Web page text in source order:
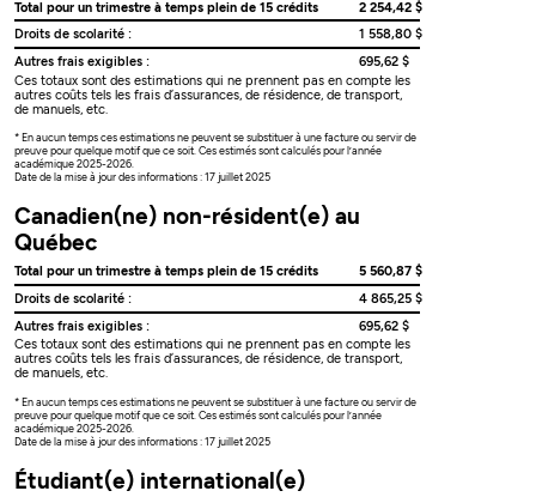
Total pour un trimestre à temps plein de 15 crédits
2 254,42 $
Droits de scolarité :
1 558,80 $
Autres frais exigibles :
695,62 $
Ces totaux sont des estimations qui ne prennent pas en compte les
autres coûts tels les frais d’assurances, de résidence, de transport,
de manuels, etc.
* En aucun temps ces estimations ne peuvent se substituer à une facture ou servir de
preuve pour quelque motif que ce soit. Ces estimés sont calculés pour l’année
académique 2025-2026.
Date de la mise à jour des informations : 17 juillet 2025
Canadien(ne) non-résident(e) au
Québec
Total pour un trimestre à temps plein de 15 crédits
5 560,87 $
Droits de scolarité :
4 865,25 $
Autres frais exigibles :
695,62 $
Ces totaux sont des estimations qui ne prennent pas en compte les
autres coûts tels les frais d’assurances, de résidence, de transport,
de manuels, etc.
* En aucun temps ces estimations ne peuvent se substituer à une facture ou servir de
preuve pour quelque motif que ce soit. Ces estimés sont calculés pour l’année
académique 2025-2026.
Date de la mise à jour des informations : 17 juillet 2025
Étudiant(e) international(e)